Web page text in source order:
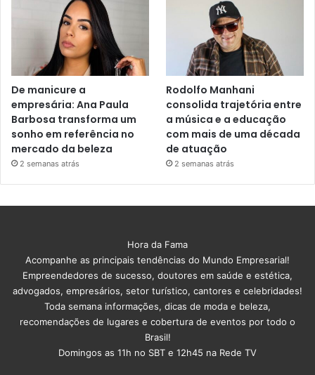
De manicure a
empresária: Ana Paula
Barbosa transforma um
sonho em referência no
mercado da beleza
2 semanas atrás
Rodolfo Manhani
consolida trajetória entre
a música e a educação
com mais de uma década
de atuação
2 semanas atrás
Hora da Fama
Acompanhe as principais tendências do Mundo Empresarial!
Empreendedores de sucesso, doutores em saúde e estética,
advogados, empresários, setor turístico, cantores e celebridades!
Toda semana informações, dicas de moda e beleza,
recomendações de lugares e cobertura de eventos por todo o
Brasil!
Domingos as 11h no SBT e 12h45 na Rede TV